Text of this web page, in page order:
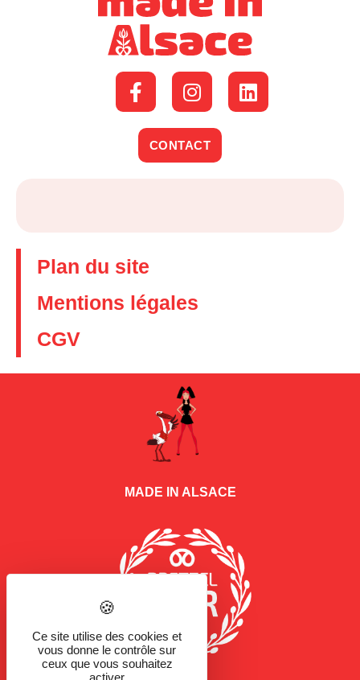
CONTACT
Plan du site
Mentions légales
CGV
MADE IN ALSACE
Ce site utilise des cookies et
vous donne le contrôle sur
ceux que vous souhaitez
activer